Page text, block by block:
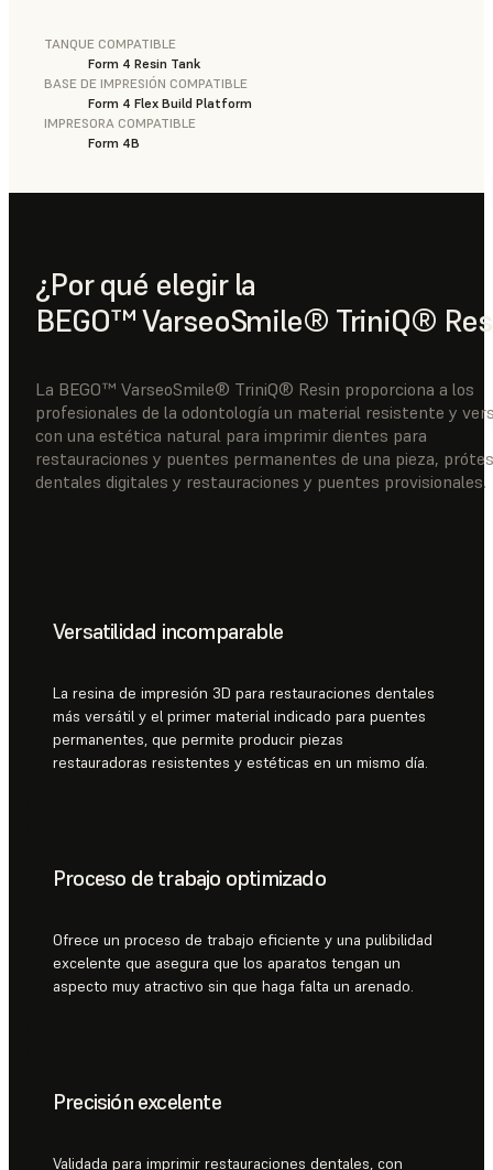
TANQUE COMPATIBLE
Form 4 Resin Tank
BASE DE IMPRESIÓN COMPATIBLE
Form 4 Flex Build Platform
IMPRESORA COMPATIBLE
Form 4B
¿Por qué elegir la
BEGO™ VarseoSmile® TriniQ®
La BEGO™ VarseoSmile® TriniQ® Resin proporciona a los
profesionales de la odontología un material resistente y
con una estética natural para imprimir dientes para
restauraciones y puentes permanentes de una pieza,
dentales digitales y restauraciones y puentes provisionales.
Versatilidad incomparable
La resina de impresión 3D para restauraciones dentales
más versátil y el primer material indicado para puentes
permanentes, que permite producir piezas
restauradoras resistentes y estéticas en un mismo día.
Proceso de trabajo optimizado
Ofrece un proceso de trabajo eficiente y una pulibilidad
excelente que asegura que los aparatos tengan un
aspecto muy atractivo sin que haga falta un arenado.
Precisión excelente
Validada para imprimir restauraciones dentales, con